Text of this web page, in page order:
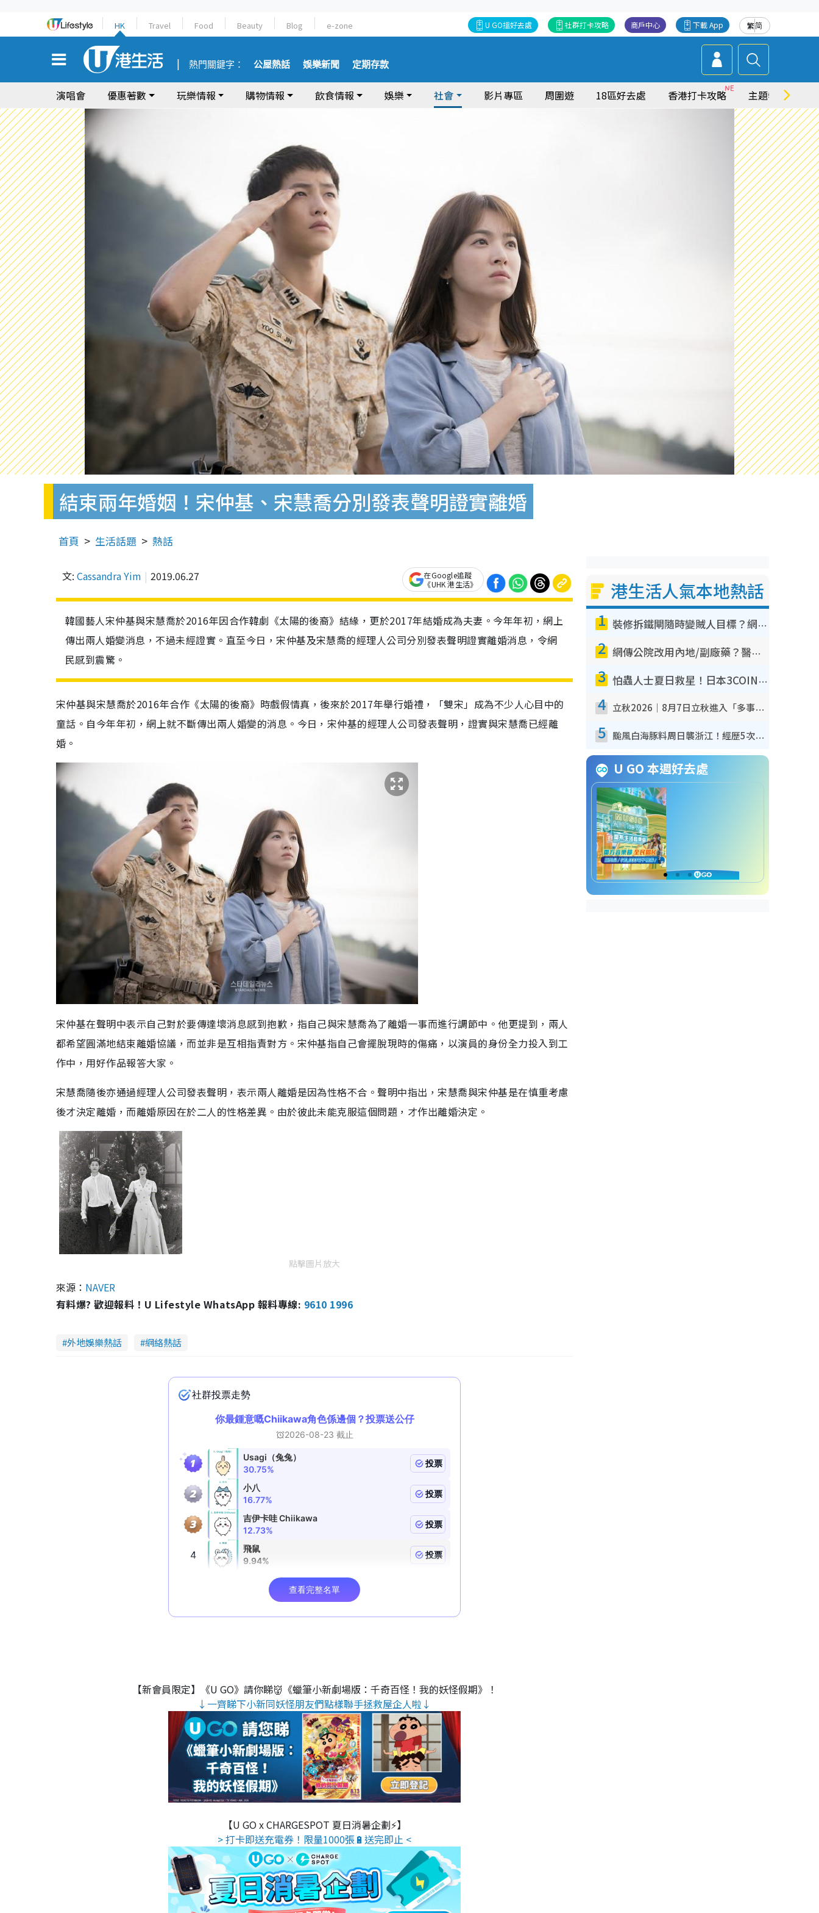
HK Travel Food Beauty Blog e-zone 繁简
下載 App
商戶中心
社群打卡攻略
U GO搵好去處
熱門關鍵字： 公屋熱話 娛樂新聞 定期存款
演唱會 優惠著數 玩樂情報 購物情報 飲食情報 娛樂 社會 影片專區 周圍遊 18區好去處 香港打卡攻略 主題特集
結束兩年婚姻！宋仲基、宋慧喬分別發表聲明證實離婚
首頁 生活話題 熱話
文: Cassandra Yim 2019.06.27
在Google追蹤
《UHK 港生活》
韓國藝人宋仲基與宋慧喬於2016年因合作韓劇《太陽的後裔》結緣，更於2017年結婚成為夫妻。今年年初，網上
傳出兩人婚變消息，不過未經證實。直至今日，宋仲基及宋慧喬的經理人公司分別發表聲明證實離婚消息，令網
民感到震驚。
宋仲基與宋慧喬於2016年合作《太陽的後裔》時戲假情真，後來於2017年舉行婚禮，「雙宋」成為不少人心目中的
童話。自今年年初，網上就不斷傳出兩人婚變的消息。今日，宋仲基的經理人公司發表聲明，證實與宋慧喬已經離
婚。
宋仲基在聲明中表示自己對於要傳達壞消息感到抱歉，指自己與宋慧喬為了離婚一事而進行調節中。他更提到，兩人
都希望圓滿地結束離婚協議，而並非是互相指責對方。宋仲基指自己會擺脫現時的傷痛，以演員的身份全力投入到工
作中，用好作品報答大家。
宋慧喬隨後亦通過經理人公司發表聲明，表示兩人離婚是因為性格不合。聲明中指出，宋慧喬與宋仲基是在慎重考慮
後才決定離婚，而離婚原因在於二人的性格差異。由於彼此未能克服這個問題，才作出離婚決定。
點擊圖片放大
來源： NAVER
有料爆? 歡迎報料！U Lifestyle WhatsApp 報料專線: 9610 1996
外地娛樂熱話 網絡熱話
【新會員限定】《U GO》請你睇👹《蠟筆小新劇場版：千奇百怪！我的妖怪假期》！
↓一齊睇下小新同妖怪朋友們點樣聯手拯救屋企人啦↓
【U GO x CHARGESPOT 夏日消暑企劃⚡】
> 打卡即送充電券！限量1000張🔋送完即止 <
港生活人氣本地熱話
1 裝修拆鐵閘隨時變賊人目標？網民揭2大關鍵用途：裝新式等於白裝？附新舊鐵閘分別
2 網傳公院改用內地/副廠藥？醫生拆解正副廠分別 揭4類人換藥隨時出事
3 怕蟲人士夏日救星！日本3COINS爆紅驅蟲神器$45起 1招「全程免觸碰」輕鬆搞定小強
4 立秋2026｜8月7日立秋進入「多事之秋」 3件事唔做得！專家教6招開運 清枱頭／銀包納氣接好運
5 颱風白海豚料周日襲浙江！經歷5次「眼牆置換」極罕見 成登陸內地最長途颱風
U GO 本週好去處